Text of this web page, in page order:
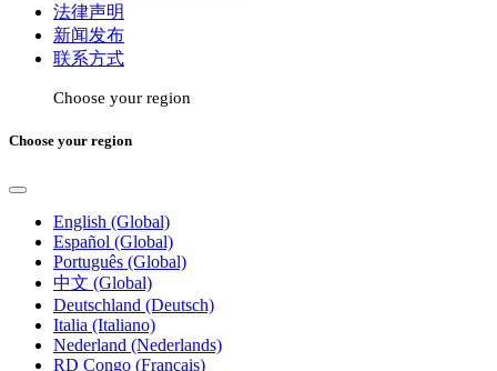
法律声明
新闻发布
联系方式
Choose your region
Choose your region
English (Global)
Español (Global)
Português (Global)
中文 (Global)
Deutschland (Deutsch)
Italia (Italiano)
Nederland (Nederlands)
RD Congo (Français)